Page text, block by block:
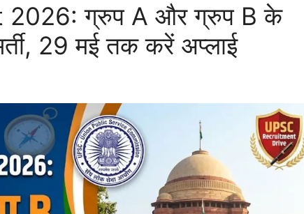
2026: ग्रुप A और ग्रुप B के
29 मई तक करें अप्लाई